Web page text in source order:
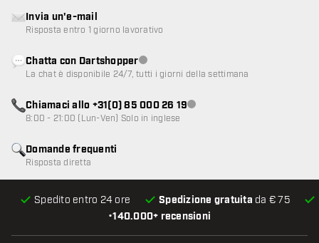
•140.000+ recensioni
Spedito entro 24 ore Spedizione gratuita da € 75
Domande frequenti
Risposta diretta
Invia un'e-mail
Risposta entro 1 giorno lavorativo
Chatta con DartshopperServizio clienti non disponibile
La chat è disponibile 24/7, tutti i giorni della settimana
Chiamaci allo +31(0) 85 000 26 19Servizio clienti non disponibile
8:00 - 21:00 (Lun-Ven) Solo in inglese